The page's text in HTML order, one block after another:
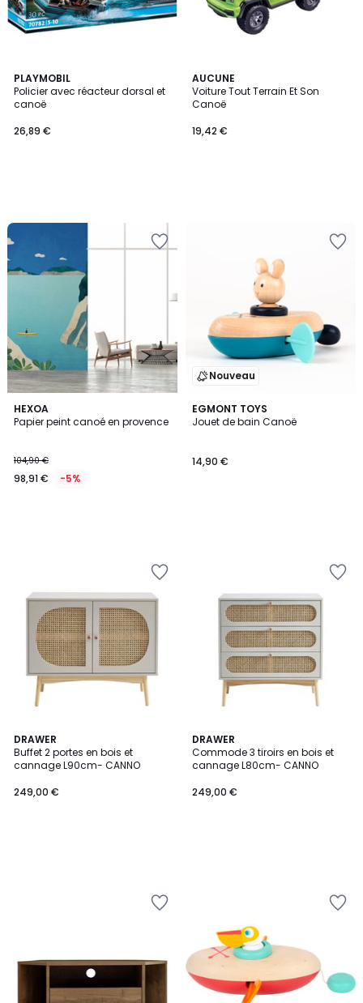
PLAYMOBIL
Policier avec réacteur dorsal et
canoë
26,89 €
AUCUNE
Voiture Tout Terrain Et Son
Canoë
19,42 €
HEXOA
Papier peint canoé en provence
104,90 €
98,91 € -5%
Nouveau
EGMONT TOYS
Jouet de bain Canoë
14,90 €
DRAWER
Buffet 2 portes en bois et
cannage L90cm- CANNO
249,00 €
DRAWER
Commode 3 tiroirs en bois et
cannage L80cm- CANNO
249,00 €